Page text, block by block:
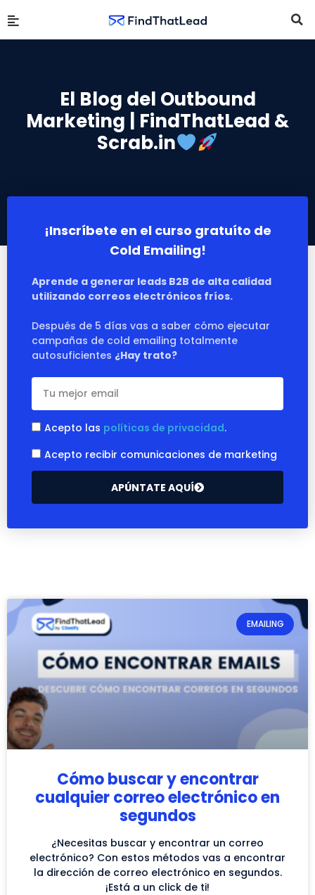
El Blog del Outbound
Marketing | FindThatLead &
Scrab.in
¡Inscríbete en el curso gratuíto de
Cold Emailing!
Aprende a generar leads B2B de alta calidad
utilizando correos electrónicos fríos.
Después de 5 días vas a saber cómo ejecutar
campañas de cold emailing totalmente
autosuficientes ¿Hay trato?
Acepto las políticas de privacidad.
Acepto recibir comunicaciones de marketing
APÚNTATE AQUÍ
EMAILING
Cómo buscar y encontrar
cualquier correo electrónico en
segundos
¿Necesitas buscar y encontrar un correo
electrónico? Con estos métodos vas a encontrar
la dirección de correo electrónico en segundos.
¡Está a un click de ti!